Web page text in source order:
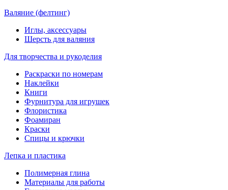
Валяние (фелтинг)
Иглы, аксессуары
Шерсть для валяния
Для творчества и рукоделия
Раскраски по номерам
Наклейки
Книги
Фурнитура для игрушек
Флористика
Фоамиран
Краски
Спицы и крючки
Лепка и пластика
Полимерная глина
Материалы для работы